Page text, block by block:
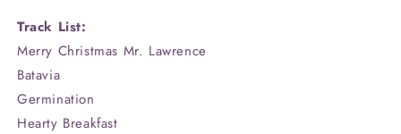
Track List:
Merry Christmas Mr. Lawrence
Batavia
Germination
Hearty Breakfast